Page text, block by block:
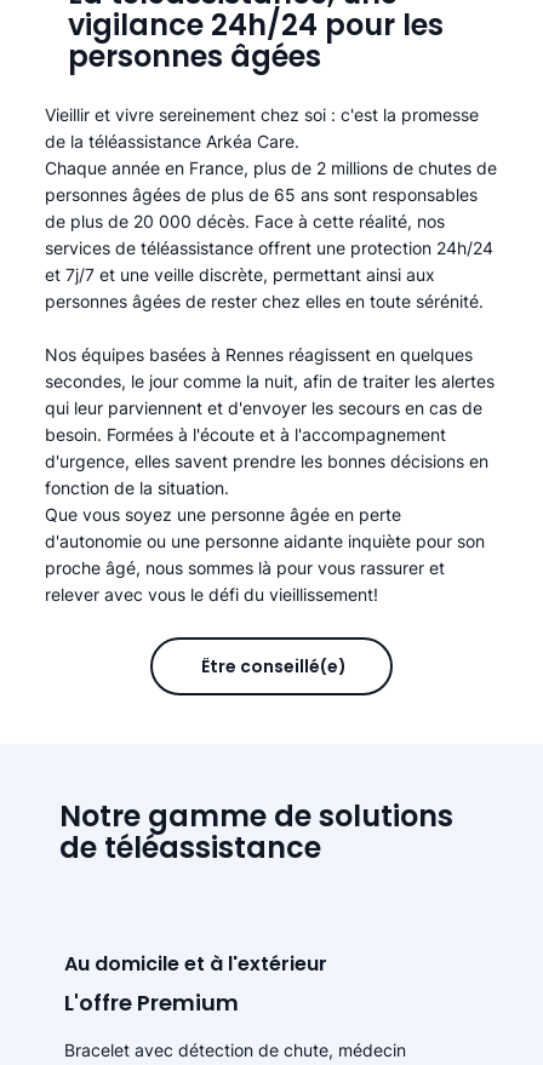
vigilance 24h/24 pour les
personnes âgées
Vieillir et vivre sereinement chez soi : c'est la promesse
de la téléassistance Arkéa Care.
Chaque année en France, plus de 2 millions de chutes de
personnes âgées de plus de 65 ans sont responsables
de plus de 20 000 décès. Face à cette réalité, nos
services de téléassistance offrent une protection 24h/24
et 7j/7 et une veille discrète, permettant ainsi aux
personnes âgées de rester chez elles en toute sérénité.​
Nos équipes basées à Rennes réagissent en quelques
secondes, le jour comme la nuit, afin de traiter les alertes
qui leur parviennent et d'envoyer les secours en cas de
besoin. Formées à l'écoute et à l'accompagnement
d'urgence, elles savent prendre les bonnes décisions en
fonction de la situation.
Que vous soyez une personne âgée en perte
d'autonomie ou une personne aidante inquiète pour son
proche âgé, nous sommes là pour vous rassurer et
relever avec vous le défi du vieillissement!
Être conseillé(e)
Notre gamme de solutions
de téléassistance
Au domicile et à l'extérieur
L'offre Premium
Bracelet avec détection de chute, médecin